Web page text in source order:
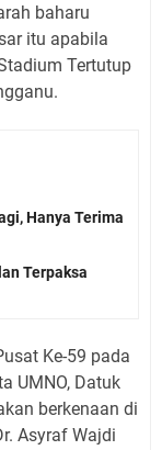
baharu
itu apabila
Tertutup
Hanya Terima
Terpaksa
Ke-59 pada
UMNO, Datuk
berkenaan di
Asyraf Wajdi